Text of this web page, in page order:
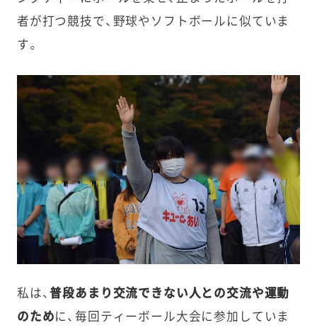
者が打つ競技で、野球やソフトボールに似ていま
す。
私は、普段あまり交流できない人との交流や運動
のために、毎回ティーボール大会に参加していま